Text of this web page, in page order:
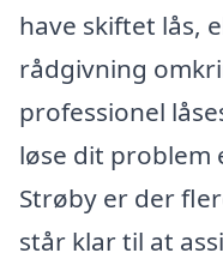
have skiftet lås,
rådgivning
professionel
løse dit
Strøby er der
står klar til at